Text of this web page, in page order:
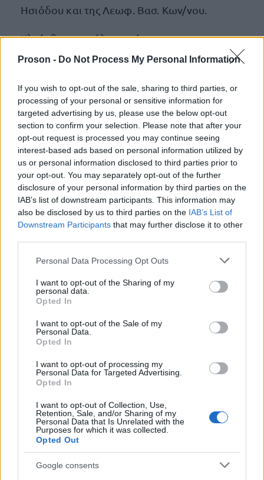
Proson - Do Not Process My Personal Information
If you wish to opt-out of the sale, sharing to third parties, or
processing of your personal or sensitive information for
targeted advertising by us, please use the below opt-out
section to confirm your selection. Please note that after your
opt-out request is processed you may continue seeing
interest-based ads based on personal information utilized by
us or personal information disclosed to third parties prior to
your opt-out. You may separately opt-out of the further
disclosure of your personal information by third parties on the
IAB’s list of downstream participants. This information may
also be disclosed by us to third parties on the IAB’s List of
Downstream Participants that may further disclose it to other
Please note that this website/app uses one or more Google
not limited to your visit or usage behaviour. You may click to
grant or deny consent to Google and its third-party tags to
use your data for below specified purposes in below Google
consent section.
Personal Data Processing Opt Outs
I want to opt-out of the Sharing of my
personal data.
Opted In
I want to opt-out of the Sale of my
Personal Data.
Opted In
I want to opt-out of processing my
Personal Data for Targeted Advertising.
Opted In
I want to opt-out of Collection, Use,
Retention, Sale, and/or Sharing of my
Personal Data that Is Unrelated with the
Purposes for which it was collected.
Opted Out
Google consents
Ησιόδου και της Λεωφ. Βασ. Κων/νου.
Κλεάνθους, σε όλο το μήκος της.
Λεωφ. Βασ. Όλγας, σε όλο το μήκος της και στα
δύο (2) ρεύματα κυκλοφορίας.
Ηρώδου Αττικού, σε όλο το μήκος της και στις
καθέτους της έως την πρώτη παράλληλη οδό.
Σωκράτους, στο τμήμα της μεταξύ των οδών
Λυσικράτους και Ευριπίδου.
Ηρακλέους, στο τμήμα της μεταξύ των οδών
Λυσικράτους και Ευριπίδου με απαγόρευση
κυκλοφορίας από 19:00’ έως 23:00’.
Δημοσθένους, στο τμήμα μεταξύ των οδών
(2) ρεύματα κυκλοφορίας με απαγόρευση
στάσης και στάθμευσης των οχημάτων και
προσωρινή και σταδιακή διακοπή της
κυκλοφορίας από 19:00’ έως 23:00’.
Ταγματάρχου Πλέσσα, στο τμήμα της μεταξύ της
οδού Δοϊράνης και του παραδρόμου της Λεωφ.
Συγγρού με απαγόρευση στάσης και
στάθμευσης των οχημάτων και προσωρινή και
σταδιακή διακοπή της κυκλοφορίας από 19:00’